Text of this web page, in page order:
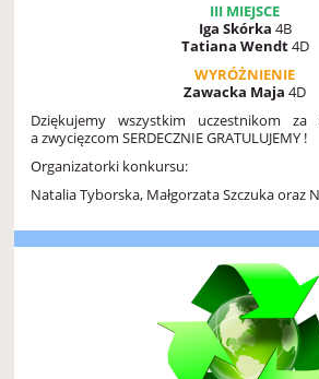
III MIEJSCE
Iga Skórka 4B
Tatiana Wendt4D
WYRÓŻNIENIE
Zawacka Maja 4D
Dziękujemy wszystkim uczestnikom za
a zwycięzcom SERDECZNIE GRATULUJEMY !
Organizatorki konkursu:
Natalia Tyborska, Małgorzata Szczuka oraz